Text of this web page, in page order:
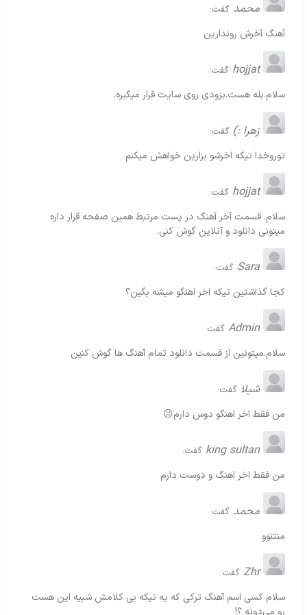
محمد گفت:
آهنگ آخرش روندارین
hojjat گفت:
سلام.بله هست.بزودی روی سایت قرار میگیره.
زهرا :) گفت:
توروخدا تیکه اخرشو بزارین خواهش میکنم
hojjat گفت:
سلام. قسمت آخر آهنگ در پست مرتبط همین صفحه قرار داره
میتونی دانلود و آنلاین گوش کنی.
Sara گفت:
کجا گذاشتین تیکه اخر اهنگو میشه بگین؟
Admin گفت:
سلام.میتونین از قسمت دانلود تمام آهنگ ها گوش کنین
شیلا گفت:
من فقط اخر اهنگو دوس دارم😐
king sultan گفت:
من فقط اخر اهنگ و دوست دارم
محمد گفت:
منتنوو
Zhr گفت:
سلام کسی اسم آهنگ ترکی که یه تیکه بی کلامش شبیه این هست
رو می‌دونه ؟!